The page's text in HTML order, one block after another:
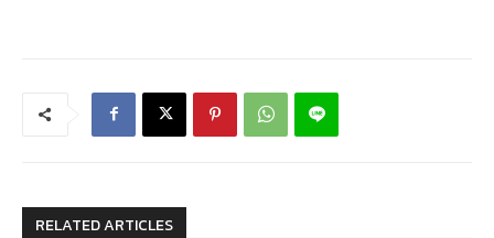
RELATED ARTICLES